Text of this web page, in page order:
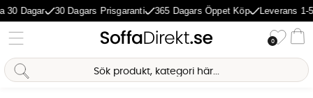
30 Dagars Prisgaranti 365 Dagars Öppet Köp Leverans 1-5 Dagar
0